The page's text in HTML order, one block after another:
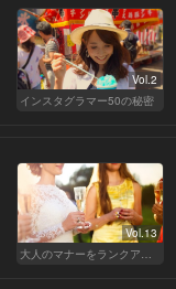
Vol.2
インスタグラマー50の秘密
Vol.13